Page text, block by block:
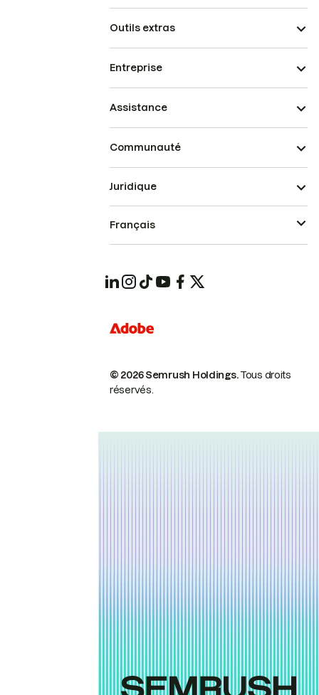
Outils extras
Entreprise
Assistance
Communauté
© 2026 Semrush Holdings.Tous droits
réservés.
Juridique
Français